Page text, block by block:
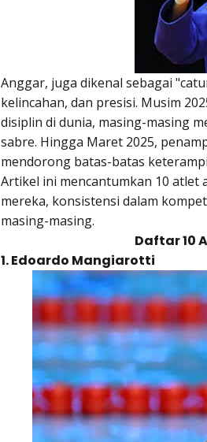
Anggar, juga dikenal sebagai
kelincahan, dan presisi. Musim
disiplin di dunia, masing-masing
sabre. Hingga Maret 2025,
mendorong batas-batas
Artikel ini mencantumkan 10
mereka, konsistensi dalam
masing-masing.
Daftar 10
1. Edoardo Mangiarotti